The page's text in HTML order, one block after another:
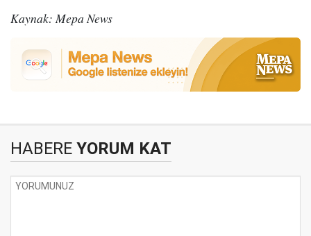
Kaynak: Mepa News
HABERE YORUM KAT